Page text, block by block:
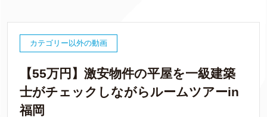
カテゴリー以外の動画
【55万円】激安物件の平屋を一級建築
士がチェックしながらルームツアーin
福岡